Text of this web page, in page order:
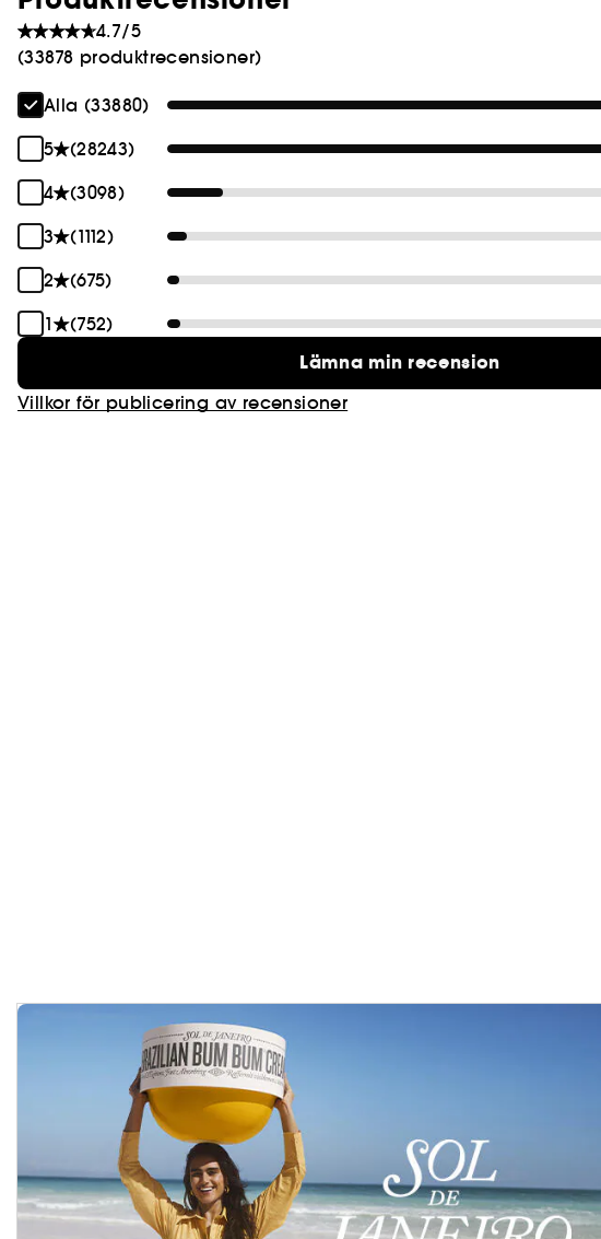
4.7/5
(33878 produktrecensioner)
Alla (33880)
5
(28243)
4
(3098)
3
(1112)
2
(675)
1
(752)
Lämna min recension
Villkor för publicering av recensioner